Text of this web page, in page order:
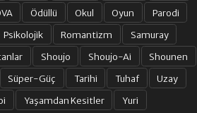
20. BÖLÜM
22. BÖLÜM
Ödüllü Okul Oyun
Parodi
Psikolojik Romantizm
Samuray
Shoujo Shoujo-Ai
Shounen
Süper-Güç Tarihi Tuhaf
Uzay
Yaşamdan Kesitler Yuri